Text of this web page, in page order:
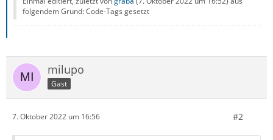
folgendem Grund: Code-Tags gesetzt
milupo
Gast
7. Oktober 2022 um 16:56 #2